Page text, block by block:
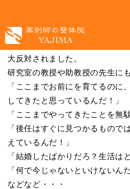
整体師になることを決意したも
大反対されました。
研究室の教授や助教授の先生にも
「ここまでお前にを育てるのに
してきたと思っているんだ！」
「ここまでやってきたことを無
「後任はすぐに見つかるもので
えているんだ！」
「結婚したばかりだろ？生活は
「何で今じゃないといけないん
などなど・・・